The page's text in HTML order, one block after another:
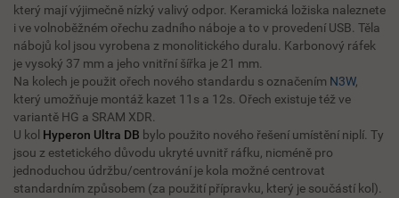
který mají výjimečně nízký valivý odpor. Keramická ložiska naleznete
i ve volnoběžném ořechu zadního náboje a to v provedení USB. Těla
nábojů kol jsou vyrobena z monolitického duralu. Karbonový ráfek
je vysoký 37 mm a jeho vnitřní šířka je 21 mm.
Na kolech je použit ořech nového standardu s označením N3W,
který umožňuje montáž kazet 11s a 12s. Ořech existuje též ve
variantě HG a SRAM XDR.
U kol Hyperon Ultra DB bylo použito nového řešení umístění niplí. Ty
jsou z estetického důvodu ukryté uvnitř ráfku, nicméně pro
jednoduchou údržbu/centrování je kola možné centrovat
standardním způsobem (za použití přípravku, který je součástí kol).